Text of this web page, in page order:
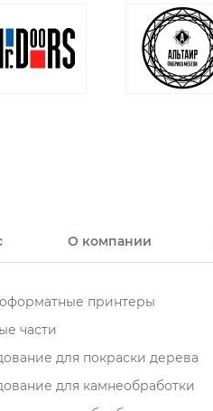
О компании
принтеры
части
для покраски дерева
для камнеобработки